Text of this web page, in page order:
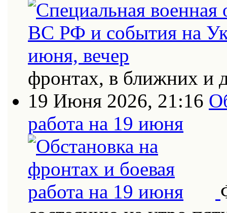
фронтах, в ближних и
19 Июня 2026, 21:16
работа на 19 июня